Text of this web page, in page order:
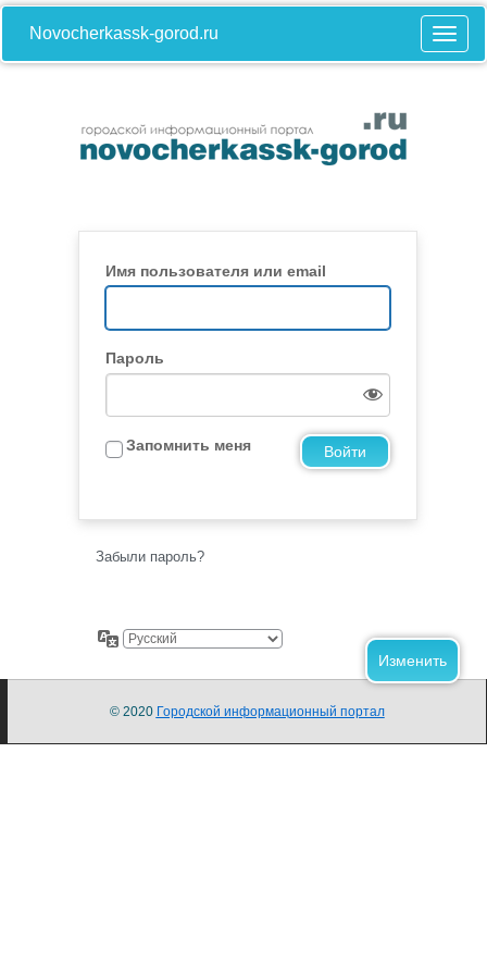
Novocherkassk-gorod.ru
Имя пользователя или email
Пароль
Запомнить меня
Забыли пароль?
© 2020 Городской информационный портал